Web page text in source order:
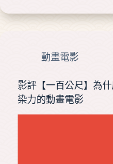
動畫電影
影評【一百公尺】為
染力的動畫電影